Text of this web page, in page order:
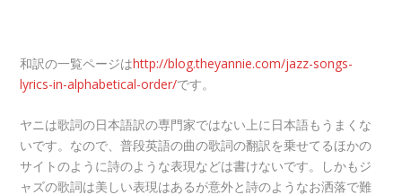
和訳の一覧ページはhttp://blog.theyannie.com/jazz-songs-
lyrics-in-alphabetical-order/です。
ヤニは歌詞の日本語訳の専門家ではない上に日本語もうまくな
いです。なので、普段英語の曲の歌詞の翻訳を乗せてるほかの
サイトのように詩のような表現などは書けないです。しかもジ
ャズの歌詞は美しい表現はあるが意外と詩のようなお洒落で難